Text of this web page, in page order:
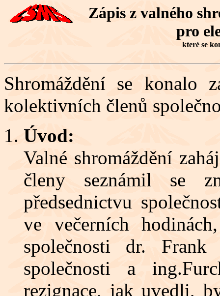
Zápis z valného
pro
které se
Shromáždění se konalo
kolektivních členů
Úvod:
Valné shromáždění
členy seznámil se
předsednictvu
ve večerních
společnosti dr.
společnosti a
rezignace, jak uvedli,